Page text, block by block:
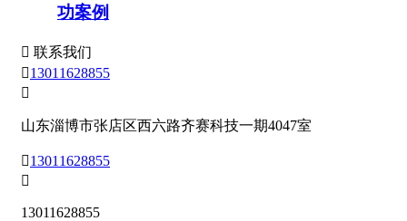
功案例
 联系我们
13011628855

山东淄博市张店区西六路齐赛科技一期4047室
13011628855

13011628855